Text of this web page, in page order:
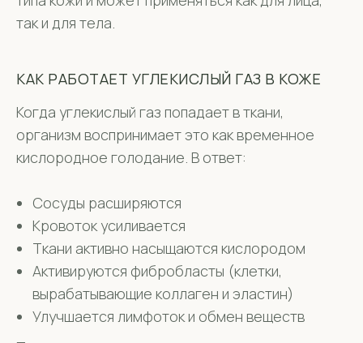
так и для тела.
КАК РАБОТАЕТ УГЛЕКИСЛЫЙ ГАЗ В КОЖЕ
Когда углекислый газ попадает в ткани,
организм воспринимает это как временное
кислородное голодание. В ответ:
Сосуды расширяются
Кровоток усиливается
Ткани активно насыщаются кислородом
Активируются фибробласты (клетки,
вырабатывающие коллаген и эластин)
Улучшается лимфоток и обмен веществ